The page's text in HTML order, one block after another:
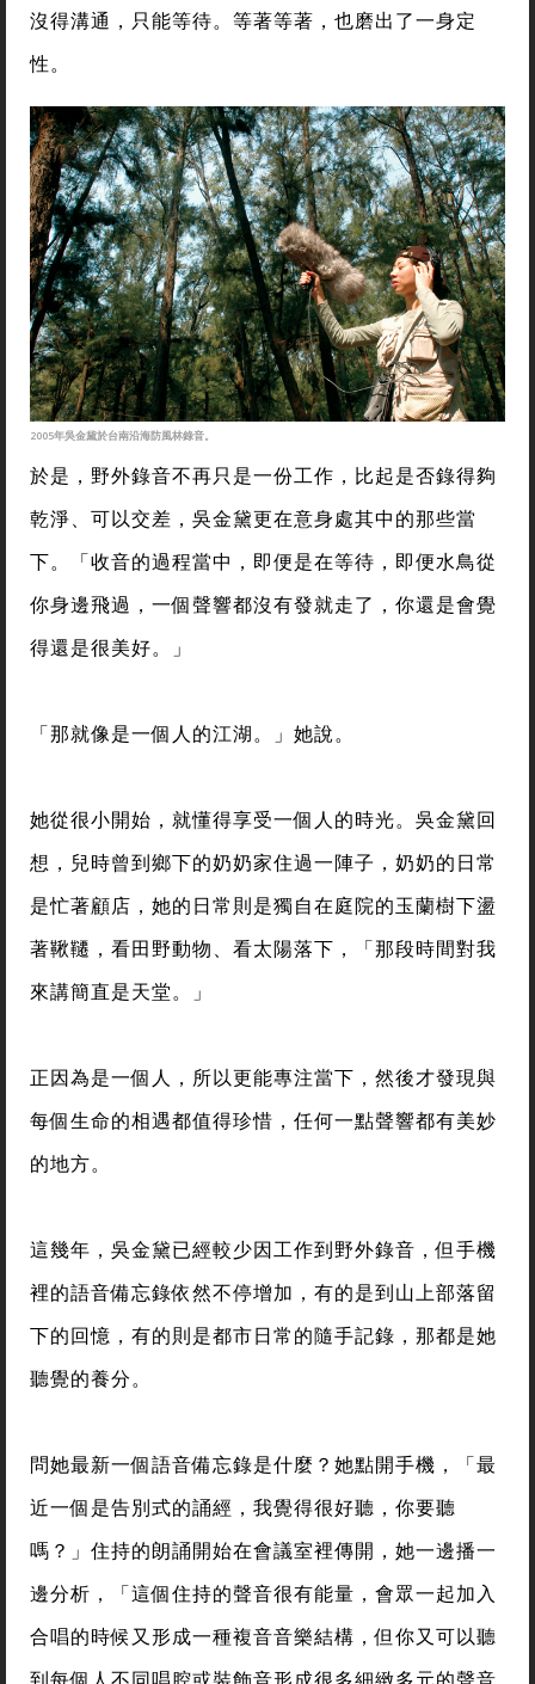
沒得溝通，只能等待。等著等著，也磨出了一身定
性。
2005年吳金黛於台南沿海防風林錄音。
於是，野外錄音不再只是一份工作，比起是否錄得夠
乾淨、可以交差，吳金黛更在意身處其中的那些當
下。「收音的過程當中，即便是在等待，即便水鳥從
你身邊飛過，一個聲響都沒有發就走了，你還是會覺
得還是很美好。」
「那就像是一個人的江湖。」她說。
她從很小開始，就懂得享受一個人的時光。吳金黛回
想，兒時曾到鄉下的奶奶家住過一陣子，奶奶的日常
是忙著顧店，她的日常則是獨自在庭院的玉蘭樹下盪
著鞦韆，看田野動物、看太陽落下，「那段時間對我
來講簡直是天堂。」
正因為是一個人，所以更能專注當下，然後才發現與
每個生命的相遇都值得珍惜，任何一點聲響都有美妙
的地方。
這幾年，吳金黛已經較少因工作到野外錄音，但手機
裡的語音備忘錄依然不停增加，有的是到山上部落留
下的回憶，有的則是都市日常的隨手記錄，那都是她
聽覺的養分。
問她最新一個語音備忘錄是什麼？她點開手機，「最
近一個是告別式的誦經，我覺得很好聽，你要聽
嗎？」住持的朗誦開始在會議室裡傳開，她一邊播一
邊分析，「這個住持的聲音很有能量，會眾一起加入
合唱的時候又形成一種複音音樂結構，但你又可以聽